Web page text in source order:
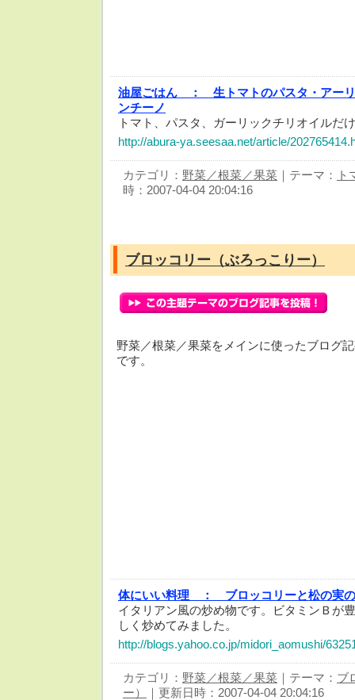
油屋ごはん ：
生トマトのパスタ・アー
ンチーノ
トマト、パスタ、ガーリックチリオイルだ
http://abura-ya.seesaa.net/article/
カテゴリ： 野菜／根菜／果菜 ｜テーマ：
ト
時：2007-04-04 20:04:16
ブロッコリー（ぶろっこりー）
野菜／根菜／果菜をメインに使ったブログ
です。
体にいい料理 ：
ブロッコリーと松の実
イタリアン風の炒め物です。ビタミンＢが
しく炒めてみました。
http://blogs.yahoo.co.jp/midori_aomushi/
カテゴリ： 野菜／根菜／果菜 ｜テーマ： ブ
ー）
｜更新日時：2007-04-04 20:04:16